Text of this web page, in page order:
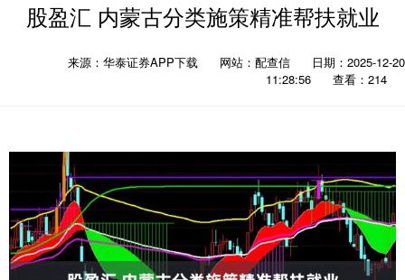
股盈汇 内蒙古分类施策精准帮扶就业
来源：华泰证券APP下载 网站：配查信
日期：2025-12-20
11:28:56
查看：214